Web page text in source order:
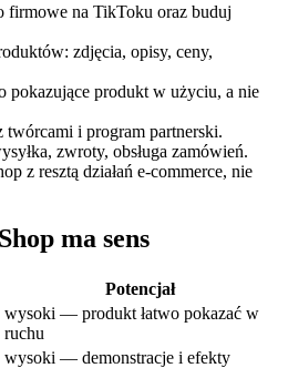
firmowe na TikToku oraz buduj
zdjęcia, opisy, ceny,
pokazujące produkt w użyciu, a nie
twórcami i program partnerski.
zwroty, obsługa zamówień.
z resztą działań e-commerce, nie
ma sens
Potencjał
wysoki — produkt łatwo pokazać w
ruchu
wysoki — demonstracje i efekty